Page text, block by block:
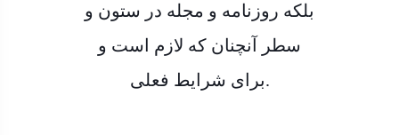
بلکه روزنامه و مجله در ستون و
سطر آنچنان که لازم است و
برای شرایط فعلی.